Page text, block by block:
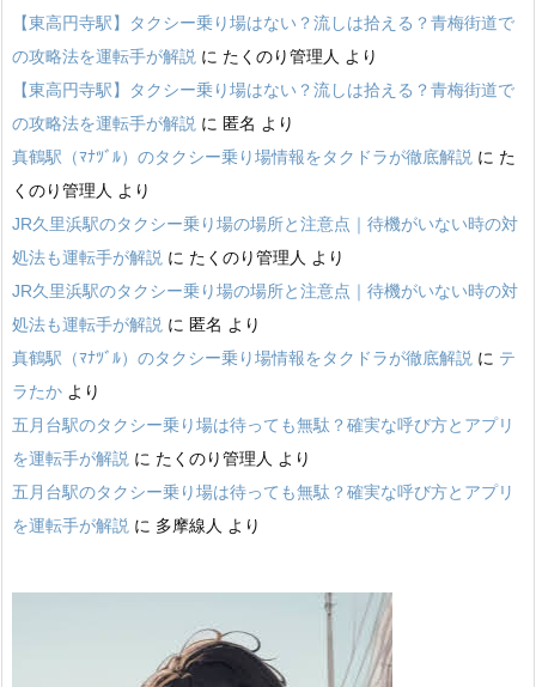
【東高円寺駅】タクシー乗り場はない？流しは拾える？青梅街道で
の攻略法を運転手が解説 に たくのり管理人 より
【東高円寺駅】タクシー乗り場はない？流しは拾える？青梅街道で
の攻略法を運転手が解説 に 匿名 より
真鶴駅（ﾏﾅﾂﾞﾙ）のタクシー乗り場情報をタクドラが徹底解説 に た
くのり管理人 より
JR久里浜駅のタクシー乗り場の場所と注意点｜待機がいない時の対
処法も運転手が解説 に たくのり管理人 より
JR久里浜駅のタクシー乗り場の場所と注意点｜待機がいない時の対
処法も運転手が解説 に 匿名 より
真鶴駅（ﾏﾅﾂﾞﾙ）のタクシー乗り場情報をタクドラが徹底解説 に テ
ラたか より
五月台駅のタクシー乗り場は待っても無駄？確実な呼び方とアプリ
を運転手が解説 に たくのり管理人 より
五月台駅のタクシー乗り場は待っても無駄？確実な呼び方とアプリ
を運転手が解説 に 多摩線人 より